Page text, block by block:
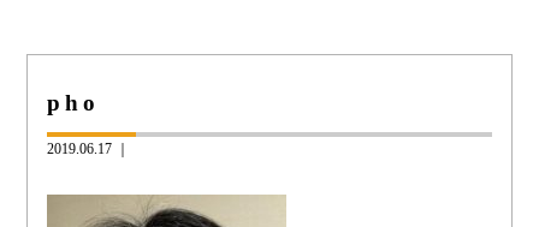
pho
2019.06.17 ｜